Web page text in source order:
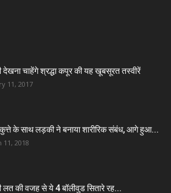
चाहेंगे श्रद्धा कपूर की यह खूबसूरत तस्वीरें
11, 2017
के साथ लड़की ने बनाया शारीरिक संबंध, आगे हुआ...
11, 2018
लत की वजह से ये 4 बॉलीवुड सितारे रह...